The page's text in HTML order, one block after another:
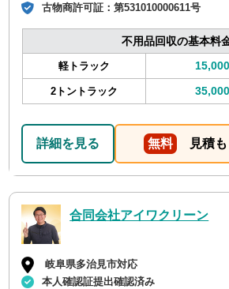
古物商許可証：第531010000611号
不用品回収の基本料
軽トラック 15,000
2トントラック 35,000
詳細を見る 無料 見積も
合同会社アイワクリーン
岐阜県多治見市対応
本人確認証提出確認済み